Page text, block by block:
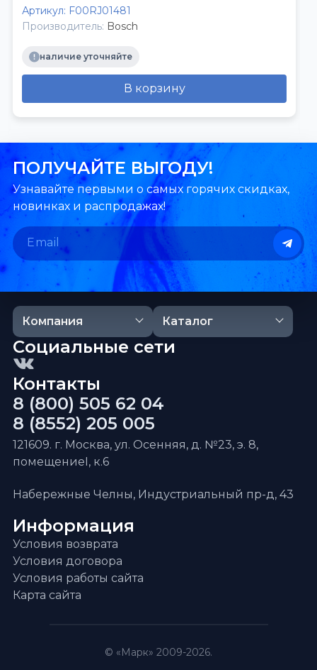
Артикул: F00RJ01481
Производитель: Bosch
наличие уточняйте
В корзину
ПОЛУЧАЙТЕ ВЫГОДУ!
Узнавайте первыми о самых горячих скидках,
новинках и распродажах!
Компания Каталог
Информация
Условия возврата
Условия договора
Условия работы сайта
Карта сайта
Контакты
8 (800) 505 62 04
8 (8552) 205 005
121609. г. Москва, ул. Осенняя, д. №23, э. 8,
помещениеI, к.6
Набережные Челны, Индустриальный пр-д, 43
Социальные сети
© «Марк» 2009-2026.